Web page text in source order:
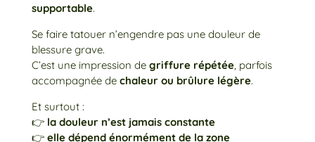
supportable.
Se faire tatouer n’engendre pas une douleur de
blessure grave.
C’est une impression de griffure répétée, parfois
accompagnée de chaleur ou brûlure légère.
Et surtout :
👉 la douleur n’est jamais constante
👉 elle dépend énormément de la zone